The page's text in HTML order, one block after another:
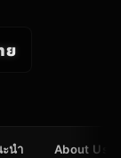
ย
นำ About Us